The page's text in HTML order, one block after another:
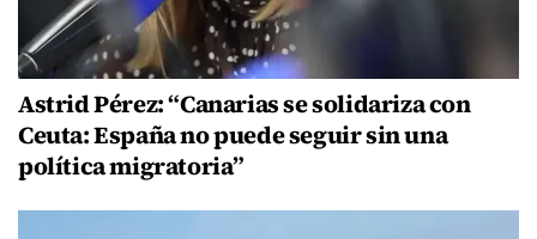
Astrid Pérez: “Canarias se solidariza con
Ceuta: España no puede seguir sin una
política migratoria”